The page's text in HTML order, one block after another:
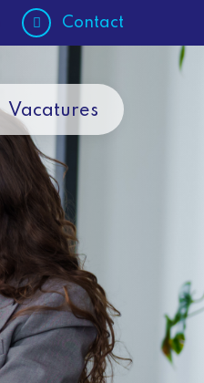
Contact
Vacatures